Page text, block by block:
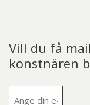
Vill du få
konstnären